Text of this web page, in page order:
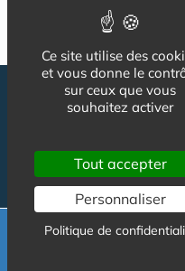
Demande de
gratuit et
Ce site utilise des
et vous donne le
sur ceux que vous
souhaitez activer
Tout accepter
Personnaliser
Politique de